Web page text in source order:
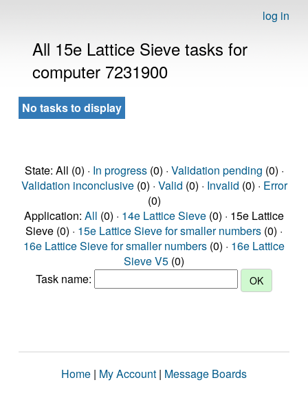
log in
All 15e Lattice Sieve tasks for
computer 7231900
No tasks to display
State: All (0) · In progress(0) · Validation pending (0) ·
Validation inconclusive(0) · Valid (0) · Invalid (0) · Error
(0)
Application: All (0) · 14e Lattice Sieve (0) · 15e Lattice
Sieve (0) · 15e Lattice Sieve for smaller numbers (0) ·
16e Lattice Sieve for smaller numbers (0) · 16e Lattice
Sieve V5 (0)
Task name:
Home | My Account | Message Boards